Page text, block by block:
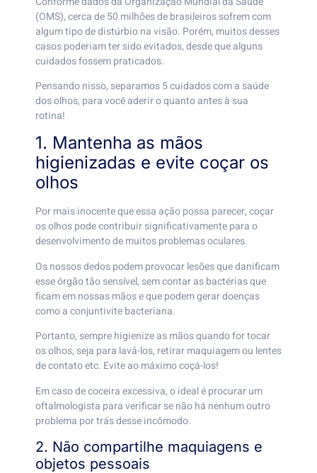
(OMS), cerca de 50 milhões de brasileiros sofrem com
algum tipo de distúrbio na visão. Porém, muitos desses
casos poderiam ter sido evitados, desde que alguns
cuidados fossem praticados.
Pensando nisso, separamos 5 cuidados com a saúde
dos olhos, para você aderir o quanto antes à sua
rotina!
1. Mantenha as mãos
higienizadas e evite coçar os
olhos
Por mais inocente que essa ação possa parecer, coçar
os olhos pode contribuir significativamente para o
desenvolvimento de muitos problemas oculares.
Os nossos dedos podem provocar lesões que danificam
esse órgão tão sensível, sem contar as bactérias que
ficam em nossas mãos e que podem gerar doenças
como a conjuntivite bacteriana.
Portanto, sempre higienize as mãos quando for tocar
os olhos, seja para lavá-los, retirar maquiagem ou lentes
de contato etc. Evite ao máximo coçá-los!
Em caso de coceira excessiva, o ideal é procurar um
oftalmologista para verificar se não há nenhum outro
problema por trás desse incômodo.
2. Não compartilhe maquiagens e
objetos pessoais